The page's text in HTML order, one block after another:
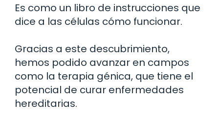
Es como un libro de instrucciones que
dice a las células cómo funcionar.
Gracias a este descubrimiento,
hemos podido avanzar en campos
como la terapia génica, que tiene el
potencial de curar enfermedades
hereditarias.